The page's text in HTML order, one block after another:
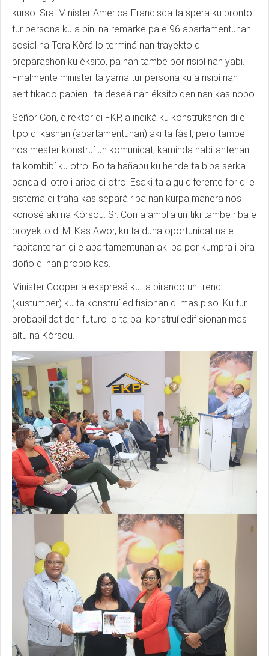
kurso. Sra. Minister America-Francisca ta spera ku pronto
tur persona ku a bini na remarke pa e 96 apartamentunan
sosial na Tera Kòrá lo terminá nan trayekto di
preparashon ku éksito, pa nan tambe por risibí nan yabi.
Finalmente minister ta yama tur persona ku a risibí nan
sertifikado pabien i ta deseá nan éksito den nan kas nobo.
Señor Con, direktor di FKP, a indiká ku konstrukshon di e
tipo di kasnan (apartamentunan) aki ta fásil, pero tambe
nos mester konstruí un komunidat, kaminda habitantenan
ta kombibí ku otro. Bo ta hañabu ku hende ta biba serka
banda di otro i ariba di otro. Esaki ta algu diferente for di e
sistema di traha kas separá riba nan kurpa manera nos
konosé aki na Kòrsou. Sr. Con a amplia un tiki tambe riba e
proyekto di Mi Kas Awor, ku ta duna oportunidat na e
habitantenan di e apartamentunan aki pa por kumpra i bira
doño di nan propio kas.
Minister Cooper a ekspresá ku ta birando un trend
(kustumber) ku ta konstruí edifisionan di mas piso. Ku tur
probabilidat den futuro lo ta bai konstruí edifisionan mas
altu na Kòrsou.